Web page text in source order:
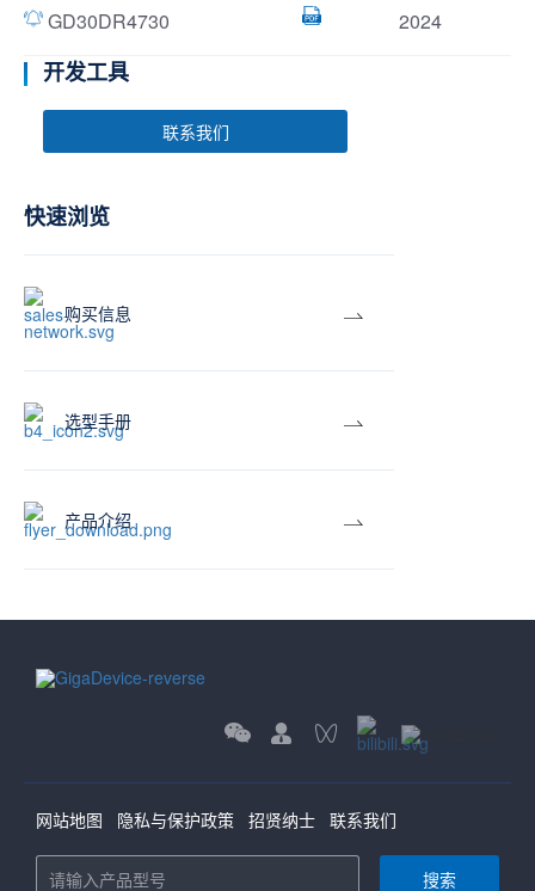
GD30DR4730 2024
开发工具
联系我们
快速浏览
购买信息
选型手册
产品介绍
网站地图 隐私与保护政策 招贤纳士 联系我们
搜索